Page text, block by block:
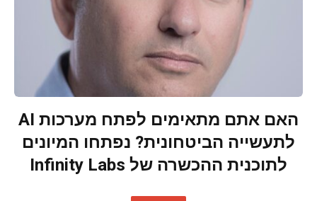
האם אתם מתאימים לפתח מערכות AI
לתעשייה הביטחונית? נפתחו המיונים
לתוכנית ההכשרה של Infinity Labs